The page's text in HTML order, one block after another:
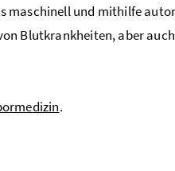
maschinell und mithilfe
Blutkrankheiten, aber
.